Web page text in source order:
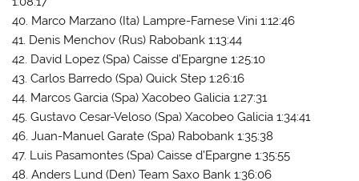
40. Marco Marzano (Ita) Lampre-Farnese Vini 1:12:46
41. Denis Menchov (Rus) Rabobank 1:13:44
42. David Lopez (Spa) Caisse d’Epargne 1:25:10
43. Carlos Barredo (Spa) Quick Step 1:26:16
44. Marcos Garcia (Spa) Xacobeo Galicia 1:27:31
45. Gustavo Cesar-Veloso (Spa) Xacobeo Galicia 1:34:41
46. Juan-Manuel Garate (Spa) Rabobank 1:35:38
47. Luis Pasamontes (Spa) Caisse d’Epargne 1:35:55
48. Anders Lund (Den) Team Saxo Bank 1:36:06